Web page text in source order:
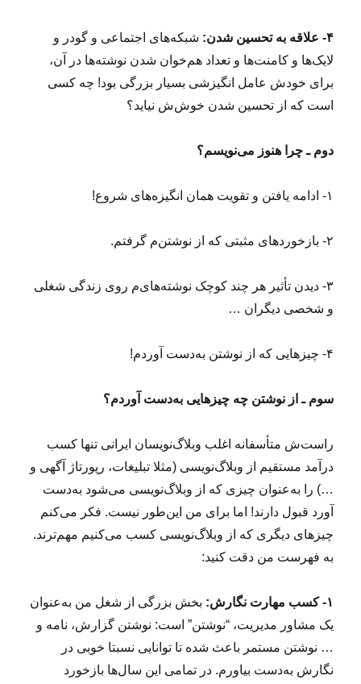
۴- علاقه به تحسین شدن:
شبکه‌های اجتماعی و گودر و
لایک‌ها و کامنت‌ها و تعداد هم‌خوان شدن نوشته‌ها در آن،
برای خودش عامل انگیزشی بسیار بزرگی بود! چه کسی
است که از تحسین شدن خوش‌ش نیاید؟
دوم ـ چرا هنوز می‌نویسم؟
۱- ادامه یافتن و تقویت همان انگیزه‌های شروع!
۲- بازخوردهای مثبتی که از نوشتن‌م گرفتم.
۳- دیدن تأثیر هر چند کوچک نوشته‌های‌م روی زندگی شغلی
و شخصی دیگران …
۴- چیزهایی که از نوشتن به‌دست آوردم!
سوم ـ از نوشتن چه چیزهایی به‌دست آوردم؟
راست‌ش متأسفانه اغلب وبلاگ‌نویسان ایرانی تنها کسب
درآمد مستقیم از وبلاگ‌نویسی (مثلا تبلیغات، رپورتاژ آگهی و
…) را به‌عنوان چیزی که از وبلاگ‌نویسی می‌شود به‌دست
آورد قبول دارند! اما برای من این‌طور نیست. فکر می‌کنم
چیزهای دیگری که از وبلاگ‌نویسی کسب می‌کنیم مهم‌ترند.
به فهرست من دقت کنید:
۱- کسب مهارت نگارش:
بخش بزرگی از شغل من به‌عنوان
یک مشاور مدیریت، “نوشتن” است: نوشتن گزارش، نامه و
… نوشتن مستمر باعث شده تا توانایی نسبتا خوبی در
نگارش به‌دست بیاورم. در تمامی این سال‌ها بازخورد